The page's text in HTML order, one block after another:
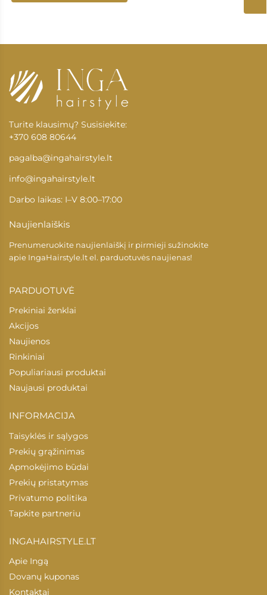
Turite klausimų? Susisiekite:
+370 608 80644
pagalba@ingahairstyle.lt
info@ingahairstyle.lt
Darbo laikas: I–V 8:00–17:00
Naujienlaiškis
Prenumeruokite naujienlaiškį ir pirmieji sužinokite
apie IngaHairstyle.ltel. parduotuvės naujienas!
PARDUOTUVĖ
Prekiniai ženklai
Akcijos
Naujienos
Rinkiniai
Populiariausi produktai
Naujausi produktai
INFORMACIJA
Taisyklės ir sąlygos
Prekių grąžinimas
Apmokėjimo būdai
Prekių pristatymas
Privatumo politika
Tapkite partneriu
INGAHAIRSTYLE.LT
Apie Ingą
Dovanų kuponas
Kontaktai